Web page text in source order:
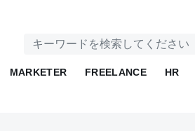
MARKETER FREELANCE HR